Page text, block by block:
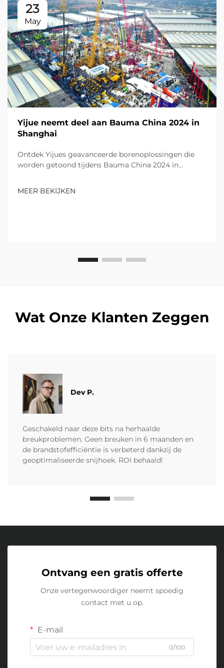
23
May
Yijue neemt deel aan Bauma China 2024 in
Shanghai
Ontdek Yijues geavanceerde borenoplossingen die
worden getoond tijdens Bauma China 2024 in
meer vandaag!
MEER BEKIJKEN
Wat Onze Klanten Zeggen
Dev P.
Geschakeld naar deze bits na herhaalde
breukproblemen. Geen breuken in 6 maanden en
de brandstofefficiëntie is verbeterd dankzij de
geoptimaliseerde snijhoek. ROI behaald!
Ontvang een gratis offerte
Onze vertegenwoordiger neemt spoedig
contact met u op.
E-mail
0/100